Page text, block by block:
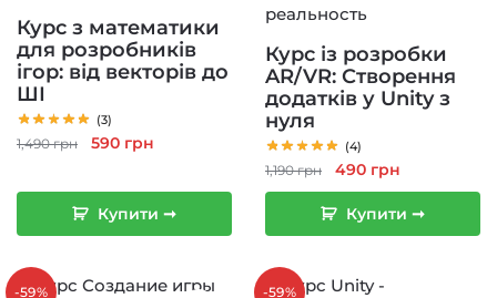
Курс з математики
для розробників
ігор: від векторів до
ШІ
(3)
1,490грн
Оригінальна
1,490 грн.
590 грн
590 грн.
Купити ➞
Курс із розробки
AR/VR: Створення
додатків у Unity з
нуля
(4)
1,190грн
Оригінальна
ціна:
1,190 грн.
490 грн
ціна:
490 грн.
Купити ➞
-59% -59%